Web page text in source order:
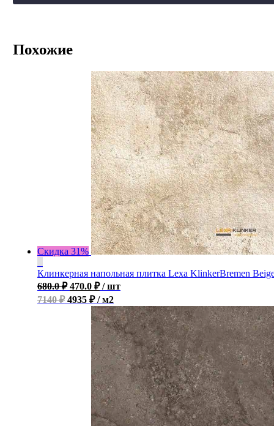
Похожие
Скидка 31%
Клинкерная напольная плитка Lexa KlinkerBremen
680.0₽ 470.0 ₽ / шт
7140 ₽4935 ₽ / м2